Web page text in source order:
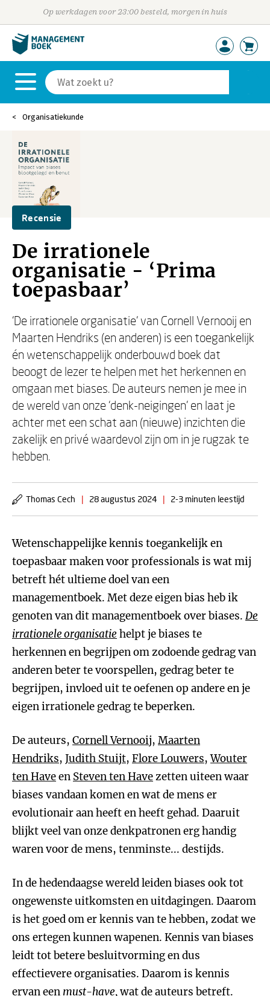
Op werkdagen voor 23:00 besteld, morgen in huis
Organisatiekunde
Recensie
De irrationele
organisatie - ‘Prima
toepasbaar’
‘De irrationele organisatie’ van Cornell Vernooij en
Maarten Hendriks (en anderen) is een toegankelijk
én wetenschappelijk onderbouwd boek dat
beoogt de lezer te helpen met het herkennen en
omgaan met biases. De auteurs nemen je mee in
de wereld van onze ‘denk-neigingen’ en laat je
achter met een schat aan (nieuwe) inzichten die
zakelijk en privé waardevol zijn om in je rugzak te
hebben.
Thomas Cech | 28 augustus 2024 | 2-3 minuten leestijd
Wetenschappelijke kennis toegankelijk en
toepasbaar maken voor professionals is wat mij
betreft hét ultieme doel van een
managementboek. Met deze eigen bias heb ik
genoten van dit managementboek over biases. De
irrationele organisatie helpt je biases te
herkennen en begrijpen om zodoende gedrag van
anderen beter te voorspellen, gedrag beter te
begrijpen, invloed uit te oefenen op andere en je
eigen irrationele gedrag te beperken.
De auteurs, Cornell Vernooij, Maarten
Hendriks, Judith Stuijt, Flore Louwers,Wouter
ten Haveen Steven ten Havezetten uiteen waar
biases vandaan komen en wat de mens er
evolutionair aan heeft en heeft gehad. Daaruit
blijkt veel van onze denkpatronen erg handig
waren voor de mens, tenminste... destijds.
In de hedendaagse wereld leiden biases ook tot
ongewenste uitkomsten en uitdagingen. Daarom
is het goed om er kennis van te hebben, zodat we
ons ertegen kunnen wapenen. Kennis van biases
leidt tot betere besluitvorming en dus
effectievere organisaties. Daarom is kennis
ervan een must-have,wat de auteurs betreft.